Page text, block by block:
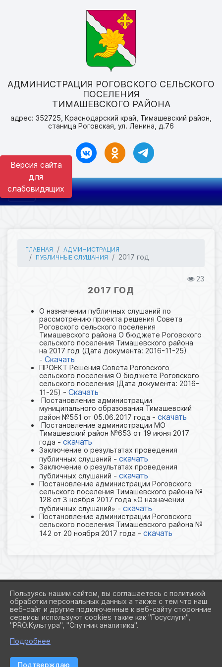
Версия сайта
для
слабовидящих
АДМИНИСТРАЦИЯ РОГОВСКОГО СЕЛЬСКОГО
ПОСЕЛЕНИЯ
ТИМАШЕВСКОГО РАЙОНА
адрес: 352725, Краснодарский край, Тимашевский район,
станица Роговская, ул. Ленина, д.76
ГЛАВНАЯ
АДМИНИСТРАЦИЯ
ПУБЛИЧНЫЕ СЛУШАНИЯ
2017 год
23
2017 ГОД
О назначении публичных слушаний по
рассмотрению проекта решения Совета
Роговского сельского поселения
Тимашевского района О бюджете Роговского
сельского поселения Тимашевского района
на 2017 год (Дата документа: 2016-11-25)
- Скачать
ПРОЕКТ Решения Совета Роговского
сельского поселения О бюджете Роговского
сельского поселения (Дата документа: 2016-
11-25) - Скачать
Постановление администрации
муниципального образования Тимашевский
район №551 от 05.06.2017 года - скачать
Постановление администрации МО
Тимашевский район №653 от 19 июня 2017
года - скачать
Заключение о результатах проведения
публичных слушаний - скачать
Заключение о результатах проведения
публичных слушаний - скачать
Постановление администрации Роговского
сельского поселения Тимашевского района №
128 от 3 ноября 2017 года «О назначении
публичных слушаний» - скачать
Постановление администрации Роговского
сельского поселения Тимашевского района №
142 от 20 ноября 2017 года - скачать
2026 Г. ADMROGOVSKAYA.RU
ВХОД
КАРТА САЙТА
ПОЛИТИКА ОБРАБОТКИ ПЕРСОНАЛЬНЫХ ДАННЫХ
СДЕЛАНО НА KUBCMS
РАЗРАБОТКА И ПОДДЕРЖКА
Пользуясь нашим сайтом, вы соглашаетесь с политикой
обработки персональных данных а также с тем что наш
веб-сайт и другие подключенные к веб-сайту сторонние
сервисы используют cookies такие как "Госуслуги",
"PRO.Культура", "Спутник аналитика".
Подробнее
Подтверждаю